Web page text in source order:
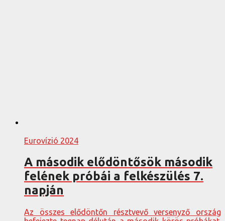
Eurovízió 2024
A második elődöntősök második
felének próbái a felkészülés 7.
napján
Az összes elődöntőn résztvevő versenyző ország